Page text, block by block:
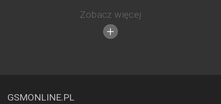
Zobacz więcej
GSMONLINE.PL